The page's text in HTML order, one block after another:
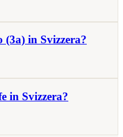
(3a) in Svizzera?
in Svizzera?